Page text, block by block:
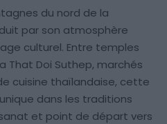
du nord de la
par son atmosphère
culturel. Entre temples
That Doi Suthep, marchés
cuisine thaïlandaise, cette
dans les traditions
et point de départ vers